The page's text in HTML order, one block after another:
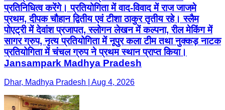
प्रतिनिधित्व करेंगे। प्रतियोगिता में वाद-विवाद में राज जाजमे
प्रथम, दीपक चौहान द्वितीय एवं टीशा ठाकुर तृतीय रहे। स्लैम
पोएट्री में देवांश प्रजापत, स्लोगन लेखन में कल्पना, रील मेकिंग में
सागर ग्रुप, नृत्य प्रतियोगिता में नूपुर कला टीम तथा नुक्कड़ नाटक
प्रतियोगिता में चंचल ग्रुप ने प्रथम स्थान प्राप्त किया।
Jansampark Madhya Pradesh
Dhar, Madhya Pradesh | Aug 4, 2026